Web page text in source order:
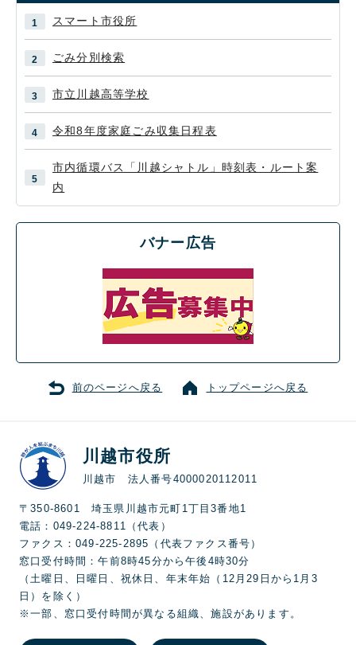
スマート市役所
ごみ分別検索
市立川越高等学校
令和8年度家庭ごみ収集日程表
市内循環バス「川越シャトル」時刻表・ルート案
内
バナー広告
前のページへ戻る トップページへ戻る
川越市役所
川越市 法人番号4000020112011
〒350-8601 埼玉県川越市元町1丁目3番地1
電話：049-224-8811（代表）
ファクス：049-225-2895（代表ファクス番号）
窓口受付時間：午前8時45分から午後4時30分
（土曜日、日曜日、祝休日、年末年始（12月29日から1月3
日）を除く）
※一部、窓口受付時間が異なる組織、施設があります。